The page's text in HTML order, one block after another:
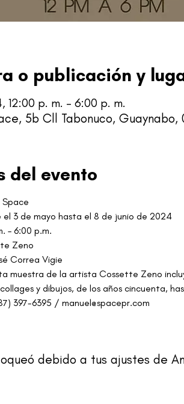
o publicación y
12:00 p. m. – 6:00 p. m.
5b Cll Tabonuco, Guaynabo,
del evento
el 3 de mayo hasta el 8 de junio de 2024
– 6:00 p.m.
Zeno
Correa Vigie
muestra de la artista Cossette Zeno
y dibujos, de los años cincuenta,
397-6395 / manuel@spacepr.com
debido a tus ajustes de